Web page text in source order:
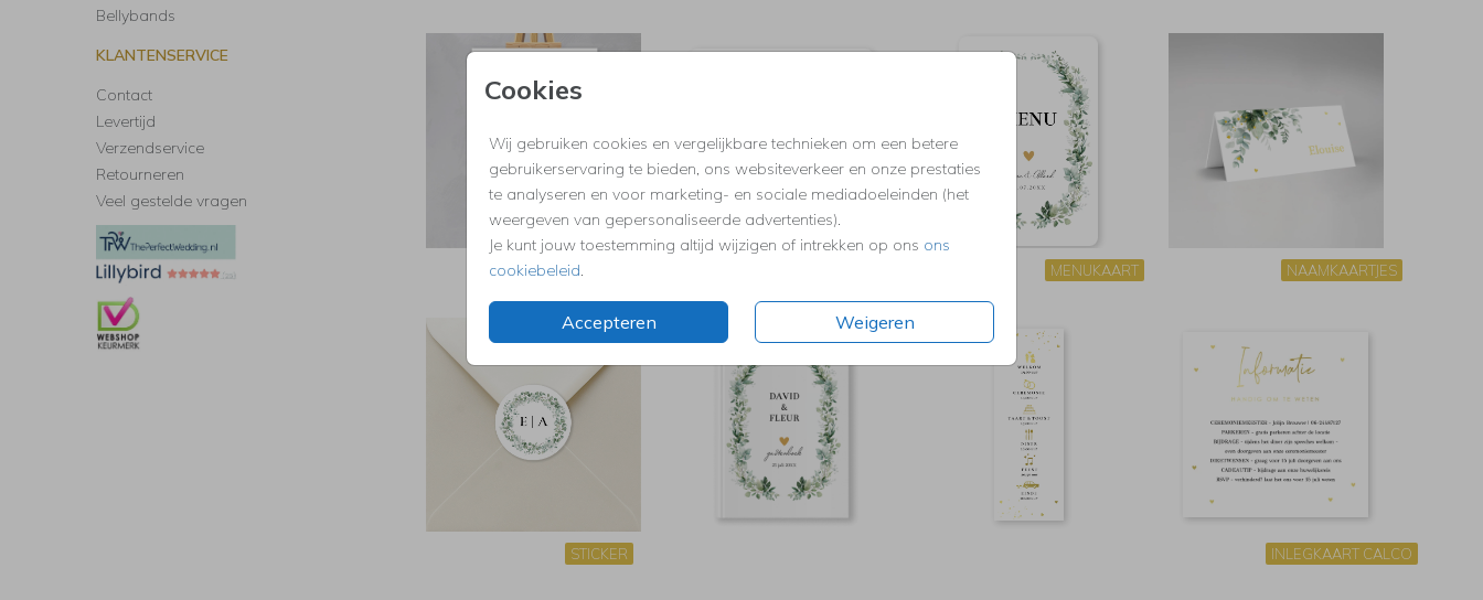
Cookies
Wij gebruiken cookies en vergelijkbare technieken om een betere
gebruikerservaring te bieden, ons websiteverkeer en onze prestaties
te analyseren en voor marketing- en sociale mediadoeleinden (het
weergeven van gepersonaliseerde advertenties).
Je kunt jouw toestemming altijd wijzigen of intrekken op ons ons
cookiebeleid.
Accepteren Weigeren
Bellybands
KLANTENSERVICE
Contact
Levertijd
Verzendservice
Retourneren
Veel gestelde vragen
BRUILOFTSBORD MENUKAART NAAMKAARTJES
STICKER INLEGKAART CALCO